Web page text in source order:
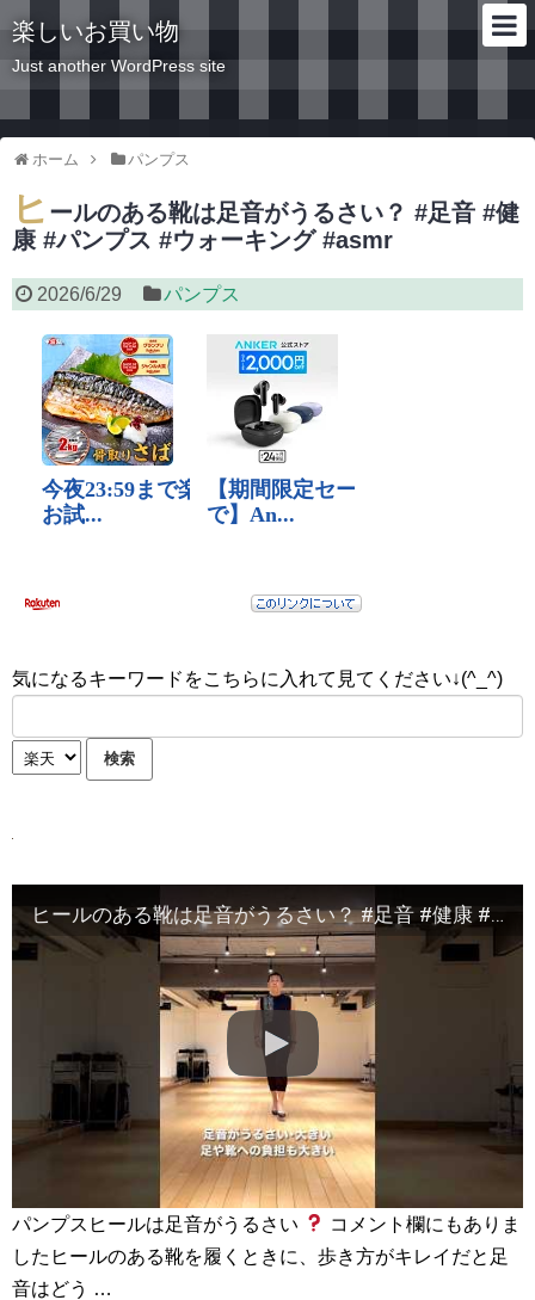
楽しいお買い物
Just another WordPress site
ホーム パンプス
ヒ ールのある靴は足音がうるさい？ #足音 #健
康 #パンプス #ウォーキング #asmr
2026/6/29 パンプス
気になるキーワードをこちらに入れて見てください↓(^_^)
ヒールのある靴は足音がうるさい？ #足音 #健康 #パンプス #ウォーキング #asmr
パンプスヒールは足音がうるさい
コメント欄にもありま
したヒールのある靴を履くときに、歩き方がキレイだと足
音はどう …